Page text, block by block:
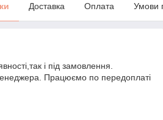
Доставка Оплата Умови
і під замовлення.
Працюємо по передоплаті